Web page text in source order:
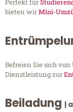
Perfekt für
bieten wirMini-
Befreien Sie sich
Dienstleistung zur
Beiladung |